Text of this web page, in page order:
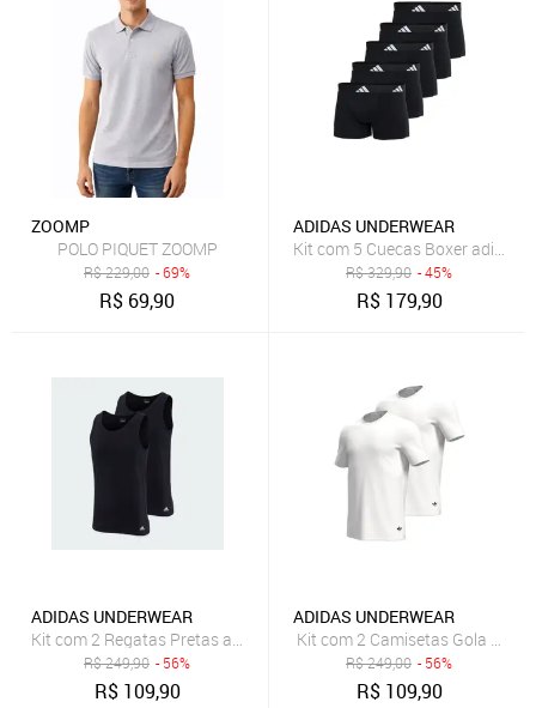
ZOOMP
POLO PIQUET ZOOMP
R$229,00 - 69%
R$ 69,90
ADIDAS UNDERWEAR
Kit com 5 Cuecas Boxer adidas
R$329,90 - 45%
R$ 179,90
ADIDAS UNDERWEAR
Kit com 2 Regatas Pretas adidas Underwear
R$249,90 - 56%
R$ 109,90
ADIDAS UNDERWEAR
Kit com 2 Camisetas Gola
R$249,00 - 56%
R$ 109,90